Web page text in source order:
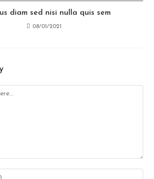
diam sed nisi nulla quis sem
08/01/2021